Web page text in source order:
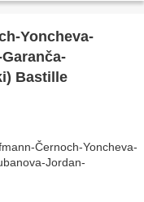
Yoncheva-
Bastille